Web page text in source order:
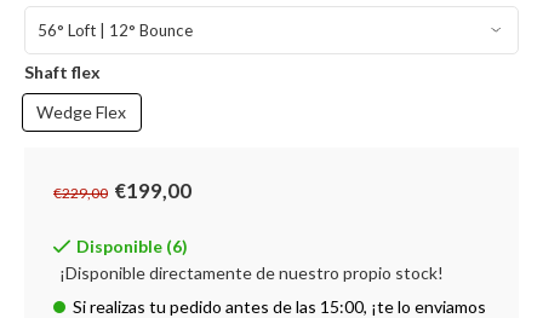
Shaft flex
Wedge Flex
€229,00 €199,00
Disponible (6)
¡Disponible directamente de nuestro propio stock!
Si realizas tu pedido antes de las 15:00, ¡te lo enviamos